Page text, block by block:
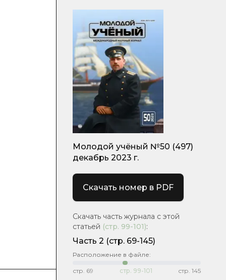
Молодой учёный №50 (497)
декабрь 2023 г.
Скачать номер в PDF
Скачать часть журнала с этой
статьей (стр. 99-101):
Часть 2 (стр. 69-145)
Расположение в файле:
стр. 69 стр. 99-101 стр. 145